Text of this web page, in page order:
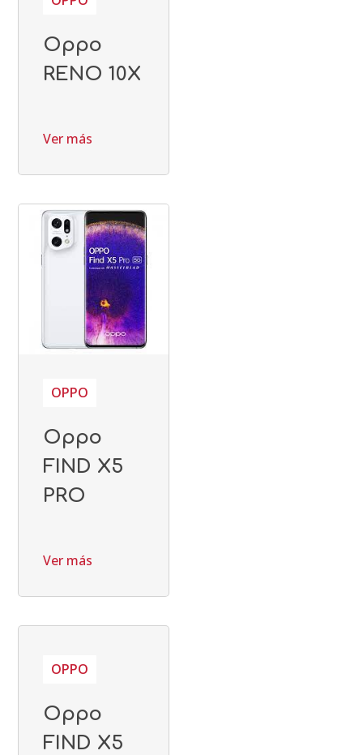
Oppo
RENO 10X
Ver más
OPPO
Oppo
FIND X5
PRO
Ver más
OPPO
Oppo
FIND X5